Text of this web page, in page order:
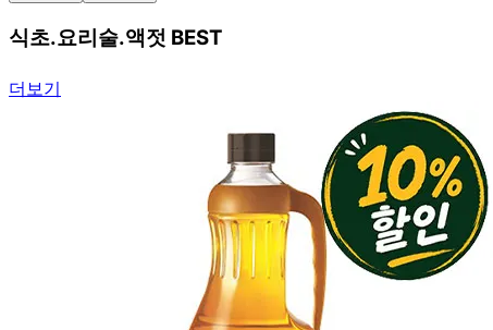
식초.요리술.액젓 BEST
더보기